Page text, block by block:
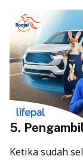
5.
Ketika sudah